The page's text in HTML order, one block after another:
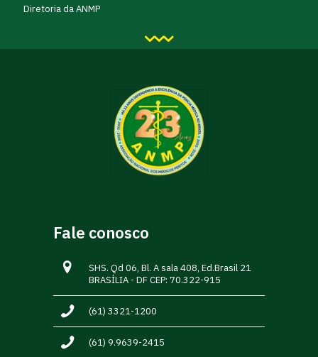
Diretoria da ANMP
Fale conosco
SHS. Qd 06, Bl. A sala 408, Ed.Brasil 21
BRASÍLIA - DF CEP: 70.322-915
(61) 3321-1200
(61) 9.9639-2415